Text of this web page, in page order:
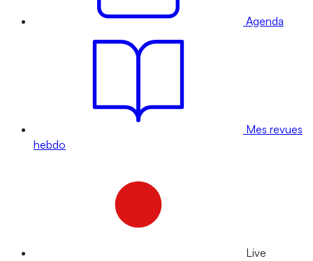
Agenda
Mes revues
hebdo
Live